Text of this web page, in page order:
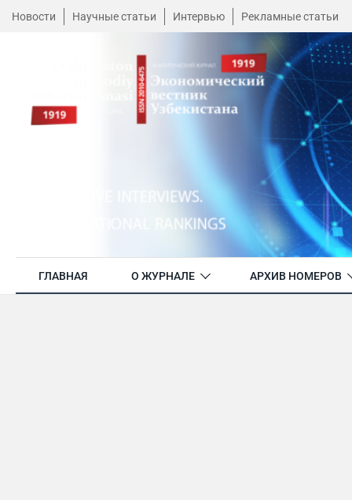
Новости Научные статьи Интервью Рекламные статьи
ГЛАВНАЯ О ЖУРНАЛЕ АРХИВ НОМЕРОВ